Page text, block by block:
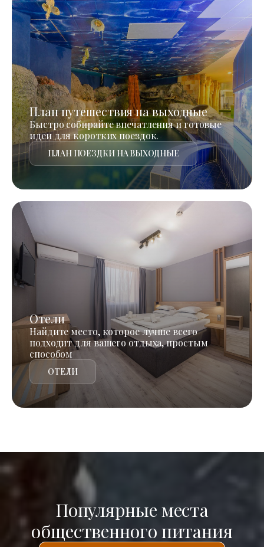
План путешествия на выходные
Быстро собирайте впечатления и готовые
идеи для коротких поездок.
ПЛАН ПОЕЗДКИ НА ВЫХОДНЫЕ
Отели
Найдите место, которое лучше всего
подходит для вашего отдыха, простым
способом
ОТЕЛИ
Популярные места
общественного питания